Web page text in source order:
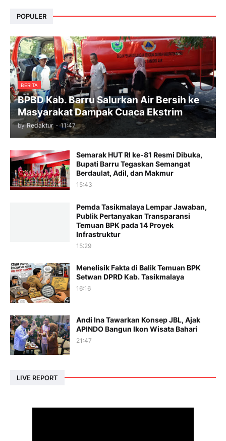
POPULER
BERITA
BPBD Kab. Barru Salurkan Air Bersih ke
Masyarakat Dampak Cuaca Ekstrim
by Redaktur - 11:47
Semarak HUT RI ke-81 Resmi Dibuka,
Bupati Barru Tegaskan Semangat
Berdaulat, Adil, dan Makmur
15:43
Pemda Tasikmalaya Lempar Jawaban,
Publik Pertanyakan Transparansi
Temuan BPK pada 14 Proyek
Infrastruktur
15:29
Menelisik Fakta di Balik Temuan BPK
Setwan DPRD Kab. Tasikmalaya
16:16
Andi Ina Tawarkan Konsep JBL, Ajak
APINDO Bangun Ikon Wisata Bahari
21:47
LIVE REPORT